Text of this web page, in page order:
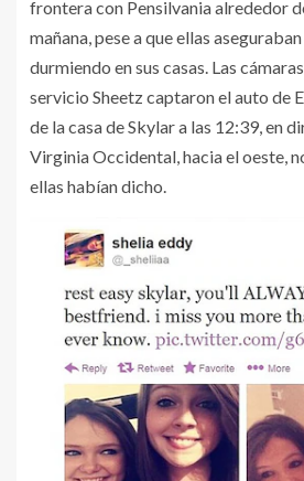
frontera con Pensilvania alrededor
mañana, pese a que ellas
durmiendo en sus casas. Las
servicio Sheetz captaron el auto de
de la casa de Skylar a las 12:39, en
Virginia Occidental, hacia el oeste,
ellas habían dicho.